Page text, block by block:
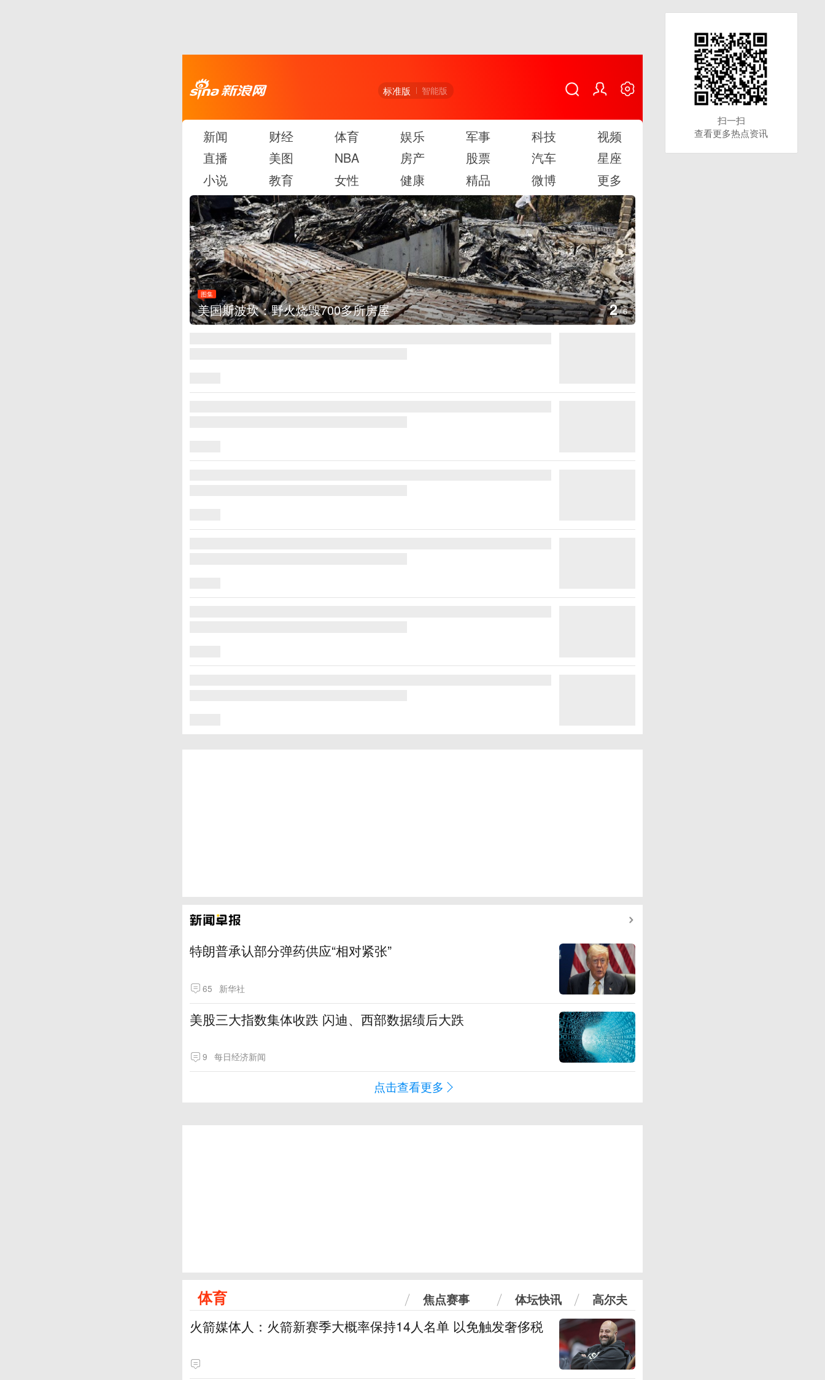
标准版 智能版
新闻 财经 体育 娱乐 军事 科技
视频
直播
美图 NBA 房产 股票 汽车
星座
小说
教育 女性 健康 精品 微博 更多
图集
美国斯波坎：野火烧毁700多所房屋 2/6
特朗普承认部分弹药供应“相对紧张”
65 新华社
美股三大指数集体收跌 闪迪、西部数据绩后大跌
9 每日经济新闻
点击查看更多
体育 焦点赛事 体坛快讯 高尔夫
火箭媒体人：火箭新赛季大概率保持14人名单 以免触发奢侈税
扫一扫
查看更多热点资讯
扫一扫
查看更多热点资讯